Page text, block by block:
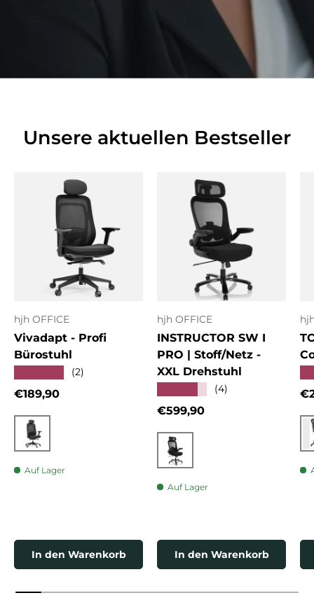
Unsere aktuellen Bestseller
hjh OFFICE
Vivadapt - Profi
Bürostuhl
(2)
Normaler Preis
€189,90
Schwarz
Auf Lager
In den Warenkorb
hjh OFFICE
INSTRUCTOR SW I
PRO | Stoff/Netz -
XXL Drehstuhl
(4)
Normaler Preis
€599,90
Schwarz
Auf Lager
In den Warenkorb